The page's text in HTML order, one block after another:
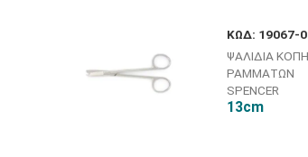
ΚΩΔ: 19067-
ΨΑΛΙΔΙΑ
ΡΑΜΜΑΤΩΝ
SPENCER
13cm